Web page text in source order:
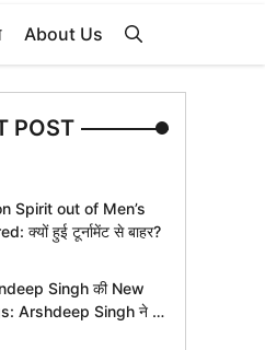
About Us
POST
Spirit out of Men’s
क्यों हुई टूर्नामेंट से बाहर?
Singh की New
Arshdeep Singh ने दी